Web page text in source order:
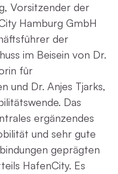
Vorsitzender der
Hamburg GmbH
der
im Beisein von Dr.
für
und Dr. Anjes Tjarks,
Das
ergänzendes
und sehr gute
geprägten
HafenCity. Es